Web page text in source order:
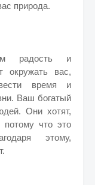
природа.
радость и
окружать вас,
время и
Ваш богатый
Они хотят,
что это
этому,